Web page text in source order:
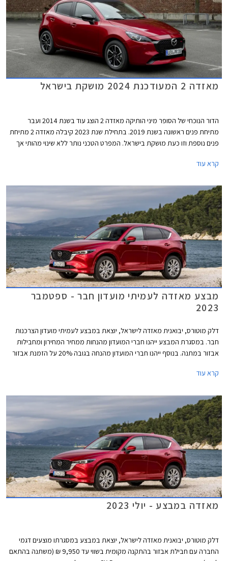
מאזדה 2 המעודכנת 2024 מושקת בישראל
הדור הנוכחי של הסופר מיני הותיקה מאזדה 2 הוצג עוד בשנת 2014 ועבר
מתיחת פנים ראשונה בשנת 2019. בתחילת שנת 2023 קיבלה מאזדה 2 מתיחת
פנים נוספת וזו כעת מושקת בישראל. המפרט הטכני נותר ללא שינוי מהותי אך
קרא עוד
מבצע מאזדה לעמיתי מועדון חבר - ספטמבר
2023
דלק מוטורס, יבואנית מאזדה לישראל, יוצאת במבצע לעמיתי מועדון הצרכנות
חבר. במסגרת המבצע ייהנו חברי המועדון מהנחות ממחיר המחירון ומחבילות
אבזור במתנה. בנוסף ייהנו חברי המועדון מהנחה בגובה 20% על הזמנת אבזור
התצוגה של מאזדה בין התאריכים 12.09.2023-13.10.2023.
קרא עוד
מאזדה במבצע - יולי 2023
דלק מוטורס, יבואנית מאזדה לישראל, יוצאת במבצע במסגרתו מוצעים דגמי
החברה עם חבילת אבזור בהתקנה מקומית בשווי עד 9,950 ₪ (משתנה בהתאם